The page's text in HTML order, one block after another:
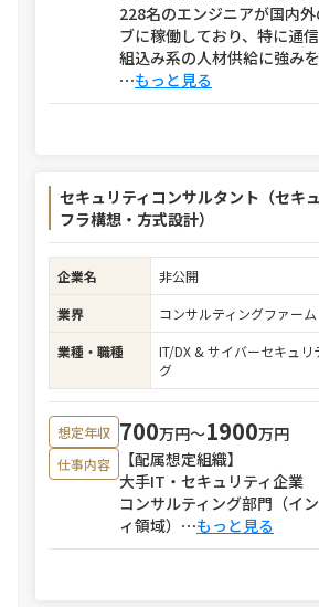
228名のエンジニアが国内外
ブに稼働しており、特に通
組込み系の人材供給に強みを
⋯もっと見る
セキュリティコンサルタント（セキ
フラ構想・方式設計）
企業名
非公開
業界
コンサルティングファーム
業種・職種
IT/DX & サイバーセキュリ
グ
想定年収 700万円〜1900万円
仕事内容
【配属想定組織】
大手IT・セキュリティ企業
コンサルティング部門（イ
ィ領域） ⋯もっと見る